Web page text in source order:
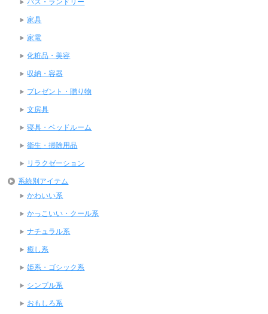
バス・ランドリー
家具
家電
化粧品・美容
収納・容器
プレゼント・贈り物
文房具
寝具・ベッドルーム
衛生・掃除用品
リラクゼーション
系統別アイテム
かわいい系
かっこいい・クール系
ナチュラル系
癒し系
姫系・ゴシック系
シンプル系
おもしろ系